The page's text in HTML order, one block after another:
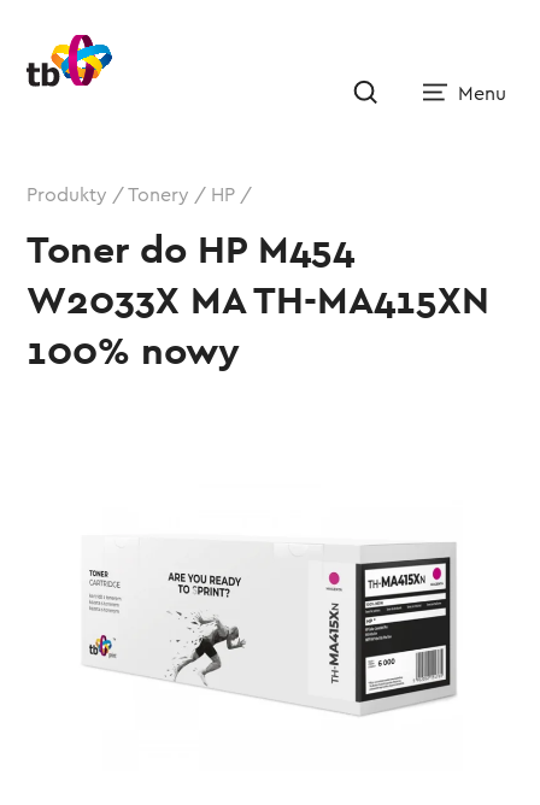
Produkty /Tonery / HP /
Toner do HP M454
W2033X MA TH-MA415XN
100% nowy